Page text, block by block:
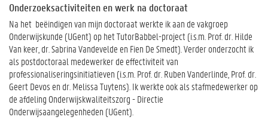
Onderzoeksactiviteiten en werk na doctoraat
Na het beëindigen van mijn doctoraat werkte ik aan de vakgroep
Onderwijskunde (UGent) op het TutorBabbel-project (i.s.m. Prof. dr. Hilde
Van keer, dr. Sabrina Vandevelde en Fien De Smedt). Verder onderzocht ik
als postdoctoraal medewerker de effectiviteit van
professionaliseringsinitiatieven (i.s.m. Prof. dr. Ruben Vanderlinde, Prof. dr.
Geert Devos en dr. Melissa Tuytens). Ik werkte ook als stafmedewerker op
de afdeling Onderwijskwaliteitszorg - Directie
Onderwijsaangelegenheden (UGent).